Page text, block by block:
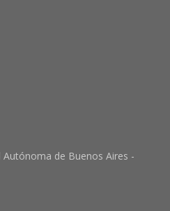
Autónoma de Buenos Aires -